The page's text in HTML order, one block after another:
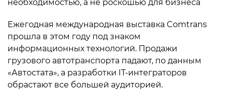
необходимостью, а не роскошью для бизнеса
Ежегодная международная выставка Comtrans
прошла в этом году под знаком
информационных технологий. Продажи
грузового автотранспорта падают, по данным
«Автостата», а разработки IT-интеграторов
обрастают все большей аудиторией.